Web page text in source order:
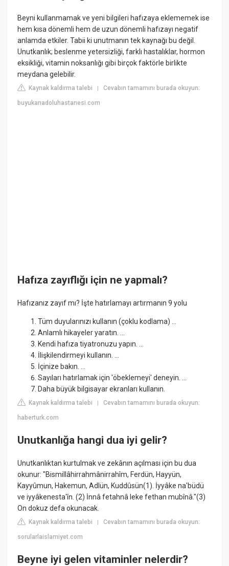
Beyni kullanmamak ve yeni bilgileri hafızaya eklememek ise
hem kısa dönemli hem de uzun dönemli hafızayı negatif
anlamda etkiler. Tabii ki unutmanın tek kaynağı bu değil.
Unutkanlık; beslenme yetersizliği, farklı hastalıklar, hormon
eksikliği, vitamin noksanlığı gibi birçok faktörle birlikte
meydana gelebilir.
Kaynak kaldırma talebi |Cevabın tamamını burada okuyun:
buyukanadoluhastanesi.com
Hafıza zayıflığı için ne yapmalı?
Hafızanız zayıf mı? İşte hatırlamayı artırmanın 9 yolu
Tüm duyularınızı kullanın (çoklu kodlama) ...
Anlamlı hikayeler yaratın. ...
Kendi hafıza tiyatronuzu yapın. ...
İlişkilendirmeyi kullanın. ...
İçinize bakın. ...
Sayıları hatırlamak için 'öbeklemeyi' deneyin. ...
Daha büyük bilgisayar ekranları kullanın.
Kaynak kaldırma talebi |Cevabın tamamını burada okuyun:
haberturk.com
Unutkanlığa hangi dua iyi gelir?
Unutkanlıktan kurtulmak ve zekânın açılması için bu dua
okunur: "Bismillâhirrahmânirrahîm, Ferdün, Hayyün,
Kayyûmun, Hakemun, Adlün, Kuddûsün(1). İyyâke na'büdü
ve iyyâkenesta'în. (2) İnnâ fetahnâ leke fethan mubînâ."(3)
On dokuz defa okunacak.
Kaynak kaldırma talebi |Cevabın tamamını burada okuyun:
sorularlaislamiyet.com
Beyne iyi gelen vitaminler nelerdir?